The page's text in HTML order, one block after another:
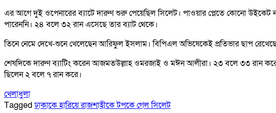
এর আগে দুই ওপেনারের ব্যাটে দারুণ শুরু পেয়েছিল সিলেট। পাওয়ার প্লেতে কোনো
পারেননি। ২৪ বলে ৩২ রান এসেছে তার ব্যাট থেকে।
তিনে নেমে দেখে-শুনে খেলেছেন আরিফুল ইসলাম। বিপিএল অভিষেকেই প্রতিভার ছাপ
শেষদিকে দারুণ ব্যাটিং করেন আজমতউল্লাহ ওমরজাই ও মঈন আলীরা। ২৩ বলে ৩৩ রান
ছিলেন ২ বলে ৭ রান করে।
খেলাধুলা
Taggedঢাকাকে হারিয়ে রাজশাহীকে টপকে গেল সিলেট